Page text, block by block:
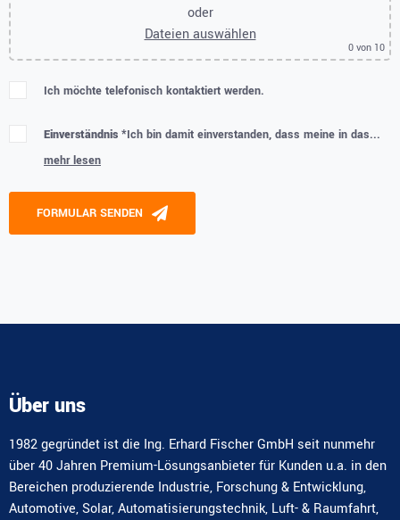
oder
Dateien auswählen
0 von 10
Ich möchte telefonisch kontaktiert werden.
Einverständnis *Ich bin damit einverstanden, dass meine in das...
mehr lesen
Please leave this field empty.
FORMULAR SENDEN
Über uns
1982 gegründet ist die Ing. Erhard Fischer GmbH seit nunmehr
über 40 Jahren Premium-Lösungsanbieter für Kunden u.a. in den
Bereichen produzierende Industrie, Forschung & Entwicklung,
Automotive, Solar, Automatisierungstechnik, Luft- & Raumfahrt,